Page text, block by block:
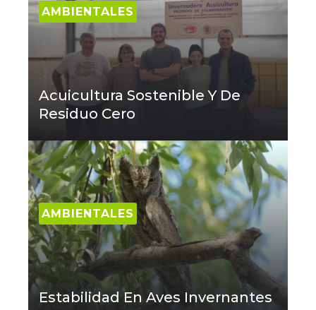
AMBIENTALES
Acuicultura Sostenible Y De
Residuo Cero
AMBIENTALES
Estabilidad En Aves Invernantes